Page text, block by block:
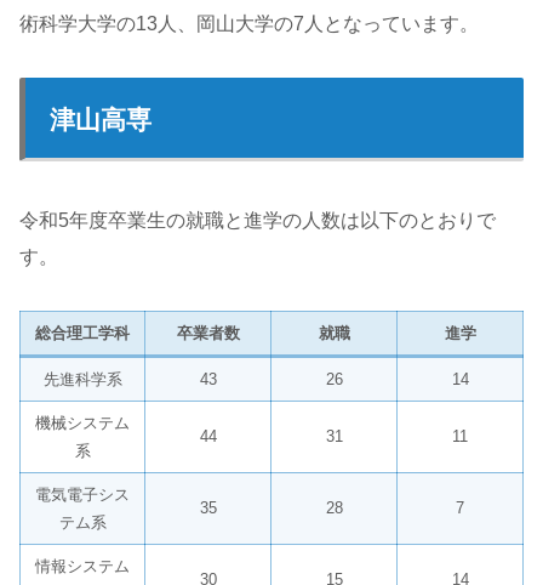
術科学大学の13人、岡山大学の7人となっています。
津山高専
令和5年度卒業生の就職と進学の人数は以下のとおりで
す。
総合理工学科 卒業者数 就職 進学
先進科学系 43 26 14
機械システム
系
44 31 11
電気電子シス
テム系
35 28 7
情報システム
30 15 14